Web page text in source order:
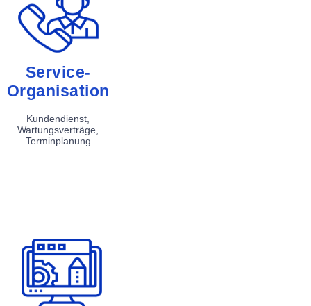
Service-
Organisation
Kundendienst,
Wartungsverträge,
Terminplanung